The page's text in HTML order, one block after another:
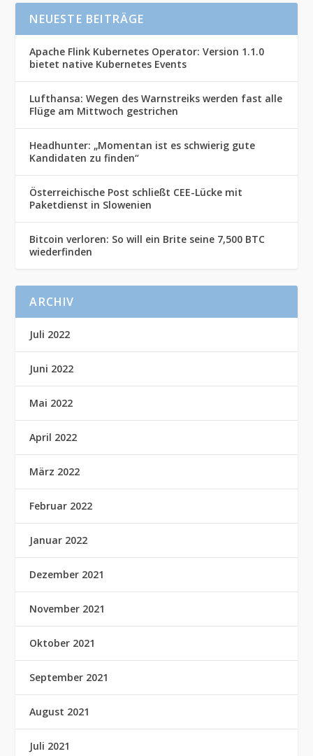
NEUESTE BEITRÄGE
Apache Flink Kubernetes Operator: Version 1.1.0
bietet native Kubernetes Events
Lufthansa: Wegen des Warnstreiks werden fast alle
Flüge am Mittwoch gestrichen
Headhunter: „Momentan ist es schwierig gute
Kandidaten zu finden“
Österreichische Post schließt CEE-Lücke mit
Paketdienst in Slowenien
Bitcoin verloren: So will ein Brite seine 7,500 BTC
wiederfinden
ARCHIV
Juli 2022
Juni 2022
Mai 2022
April 2022
März 2022
Februar 2022
Januar 2022
Dezember 2021
November 2021
Oktober 2021
September 2021
August 2021
Juli 2021